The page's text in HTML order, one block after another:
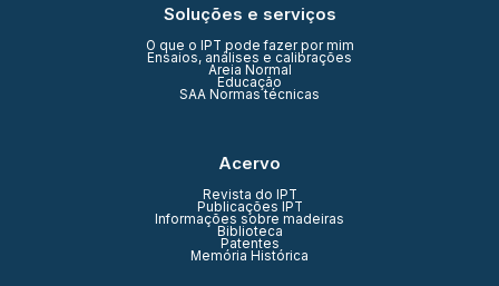
Soluções e serviços
O que o IPT pode fazer por mim
Ensaios, análises e calibrações
Areia Normal
Educação
SAA Normas técnicas
Acervo
Revista do IPT
Publicações IPT
Informações sobre madeiras
Biblioteca
Patentes
Memória Histórica